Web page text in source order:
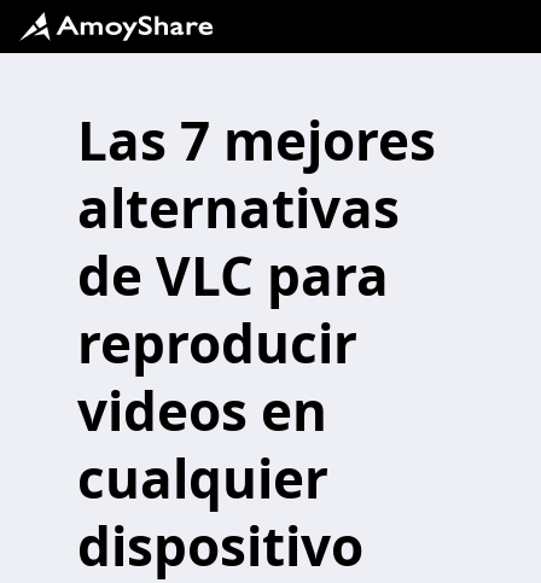
Las 7 mejores
alternativas
de VLC para
reproducir
videos en
cualquier
dispositivo